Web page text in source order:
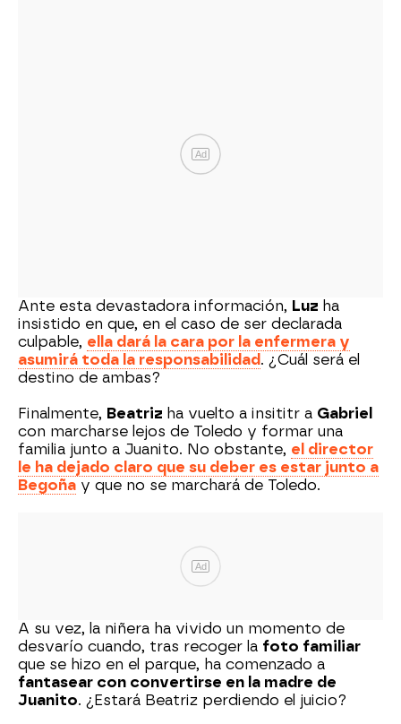
Ad
Ante esta devastadora información, Luz ha
insistido en que, en el caso de ser declarada
culpable, ella dará la cara por la enfermera y
asumirá toda la responsabilidad . ¿Cuál será el
destino de ambas?
Finalmente, Beatriz ha vuelto a insititr a Gabriel
con marcharse lejos de Toledo y formar una
familia junto a Juanito. No obstante, el director
le ha dejado claro que su deber es estar junto a
Begoña y que no se marchará de Toledo.
Ad
A su vez, la niñera ha vivido un momento de
desvarío cuando, tras recoger la foto familiar
que se hizo en el parque, ha comenzado a
fantasear con convertirse en la madre de
Juanito. ¿Estará Beatriz perdiendo el juicio?